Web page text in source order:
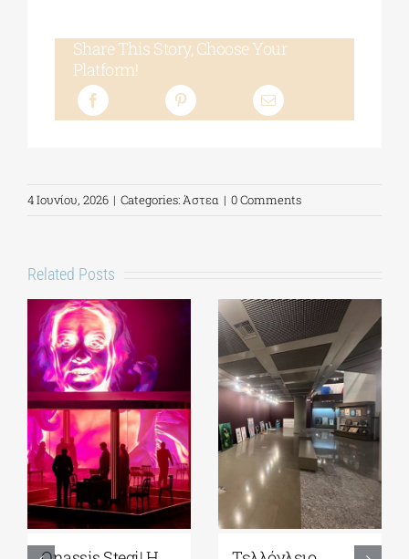
Share This Story, Choose Your
Platform!
4 Ιουνίου, 2026 | Categories:Άστεα | 0 Comments
Related Posts